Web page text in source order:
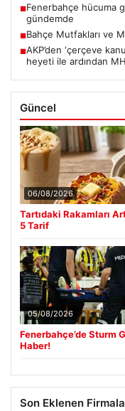
■Fenerbahçe hücuma
gündemde
■Bahçe Mutfakları ve
■AKP’den ‘çerçeve
heyeti ile ardından
Güncel
06/08/2026
Tartıdaki Rakamları
5 Tarif
05/08/2026
Fenerbahçe’de Sturm
Haber!
Son Eklenen